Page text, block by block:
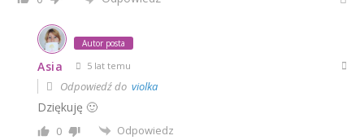
Autor posta
Asia 5 lat temu
Odpowiedź do violka
Dziękuję 🙂
0 Odpowiedz